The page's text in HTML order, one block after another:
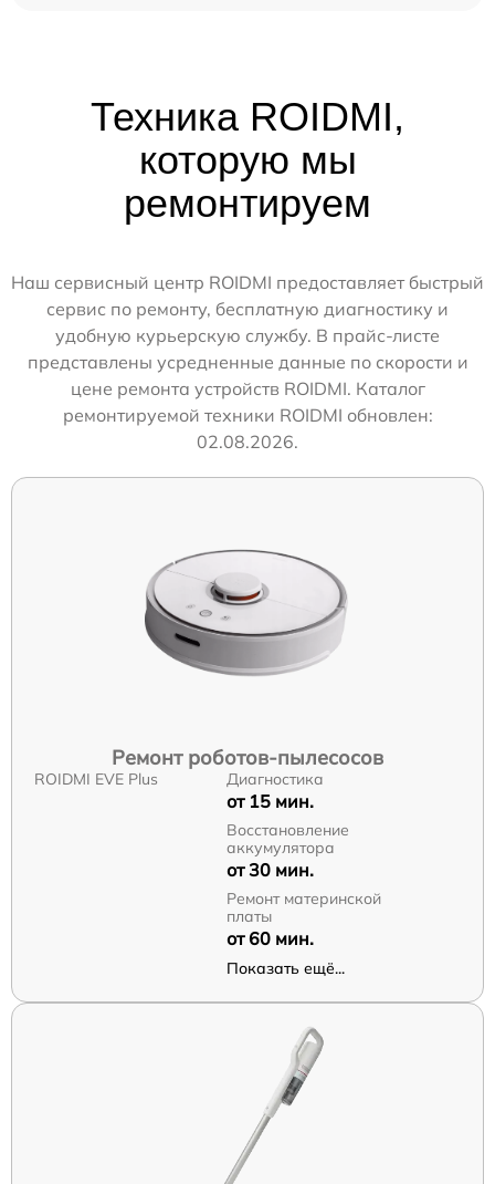
Техника ROIDMI,
которую мы
ремонтируем
Наш сервисный центр ROIDMI предоставляет быстрый
сервис по ремонту, бесплатную диагностику и
удобную курьерскую службу. В прайс-листе
представлены усредненные данные по скорости и
цене ремонта устройств ROIDMI. Каталог
ремонтируемой техники ROIDMI обновлен:
02.08.2026.
Ремонт роботов-пылесосов
ROIDMI EVE Plus Диагностика
от 15 мин.
Восстановление
аккумулятора
от 30 мин.
Ремонт материнской
платы
от 60 мин.
Показать ещё...